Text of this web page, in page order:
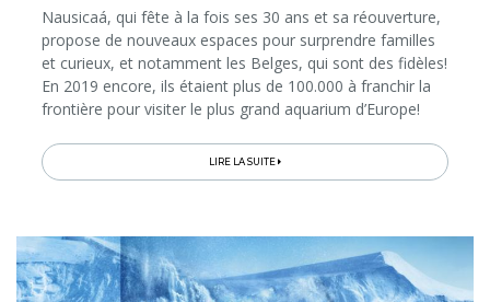
Nausicaá, qui fête à la fois ses 30 ans et sa réouverture,
propose de nouveaux espaces pour surprendre familles
et curieux, et notamment les Belges, qui sont des fidèles!
En 2019 encore, ils étaient plus de 100.000 à franchir la
frontière pour visiter le plus grand aquarium d’Europe!
LIRE LA SUITE